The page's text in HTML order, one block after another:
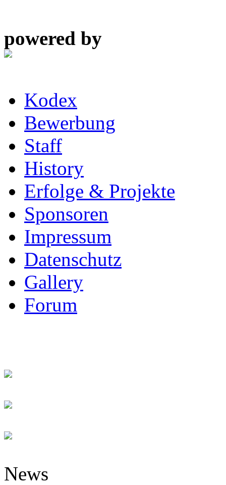
powered by
Kodex
Bewerbung
Staff
History
Erfolge & Projekte
Sponsoren
Impressum
Datenschutz
Gallery
Forum
News